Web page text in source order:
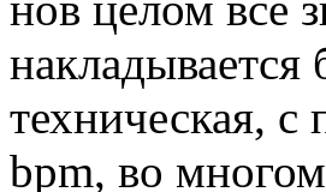
накладывается
техническая,
bpm, во